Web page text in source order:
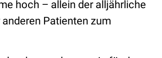
hoch – allein der alljährliche
Patienten zum